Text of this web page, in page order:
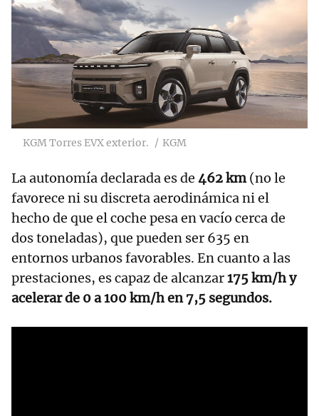
KGM Torres EVX exterior. KGM
La autonomía declarada es de 462 km(no le
favorece ni su discreta aerodinámica ni el
hecho de que el coche pesa en vacío cerca de
dos toneladas), que pueden ser 635 en
entornos urbanos favorables. En cuanto a las
prestaciones, es capaz de alcanzar175 km/h y
acelerar de 0 a 100 km/h en 7,5 segundos.